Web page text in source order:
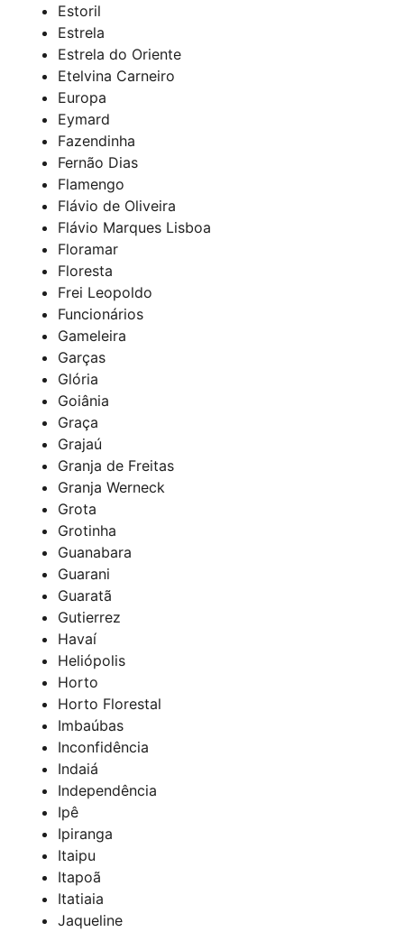
Estoril
Estrela
Estrela do Oriente
Etelvina Carneiro
Europa
Eymard
Fazendinha
Fernão Dias
Flamengo
Flávio de Oliveira
Flávio Marques Lisboa
Floramar
Floresta
Frei Leopoldo
Funcionários
Gameleira
Garças
Glória
Goiânia
Graça
Grajaú
Granja de Freitas
Granja Werneck
Grota
Grotinha
Guanabara
Guarani
Guaratã
Gutierrez
Havaí
Heliópolis
Horto
Horto Florestal
Imbaúbas
Inconfidência
Indaiá
Independência
Ipê
Ipiranga
Itaipu
Itapoã
Itatiaia
Jaqueline